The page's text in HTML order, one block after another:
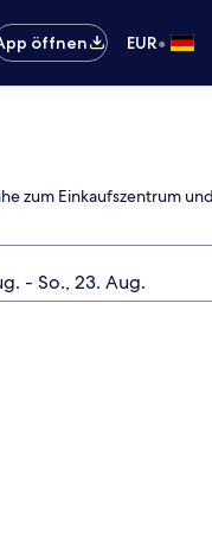
öffnen
EUR•
zum Einkaufszentrum